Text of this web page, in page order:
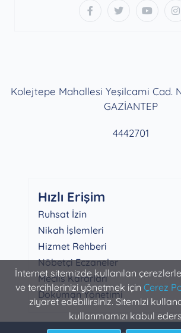
İnternet sitemizde kullanılan
ve tercihlerinizi yönetmek için Çerez
ziyaret edebilirsiniz. Sitemizi
kullanmamızı kabul
Kolejtepe Mahallesi Yeşilcami Cad.
GAZİANTEP
4442701
Hızlı Erişim
Ruhsat İzin
Nikah İşlemleri
Hizmet Rehberi
Nöbetçi Eczaneler
Meclis Kararları
Doküman Yönetimi